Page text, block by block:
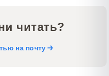
читать?
на почту